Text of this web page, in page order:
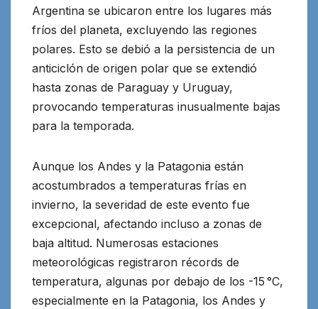
Argentina se ubicaron entre los lugares más
fríos del planeta, excluyendo las regiones
polares. Esto se debió a la persistencia de un
anticiclón de origen polar que se extendió
hasta zonas de Paraguay y Uruguay,
provocando temperaturas inusualmente bajas
para la temporada.
Aunque los Andes y la Patagonia están
acostumbrados a temperaturas frías en
invierno, la severidad de este evento fue
excepcional, afectando incluso a zonas de
baja altitud. Numerosas estaciones
meteorológicas registraron récords de
temperatura, algunas por debajo de los -15 °C,
especialmente en la Patagonia, los Andes y